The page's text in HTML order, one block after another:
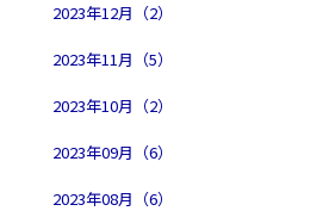
2023年12月（2）
2023年11月（5）
2023年10月（2）
2023年09月（6）
2023年08月（6）